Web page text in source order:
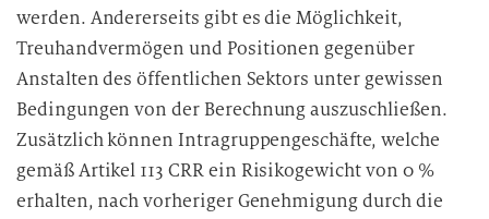
werden. Andererseits gibt es die Möglichkeit,
Treuhandvermögen und Positionen gegenüber
Anstalten des öffentlichen Sektors unter gewissen
Bedingungen von der Berechnung auszuschließen.
Zusätzlich können Intragruppengeschäfte, welche
gemäß Artikel 113 CRR ein Risikogewicht von 0 %
erhalten, nach vorheriger Genehmigung durch die